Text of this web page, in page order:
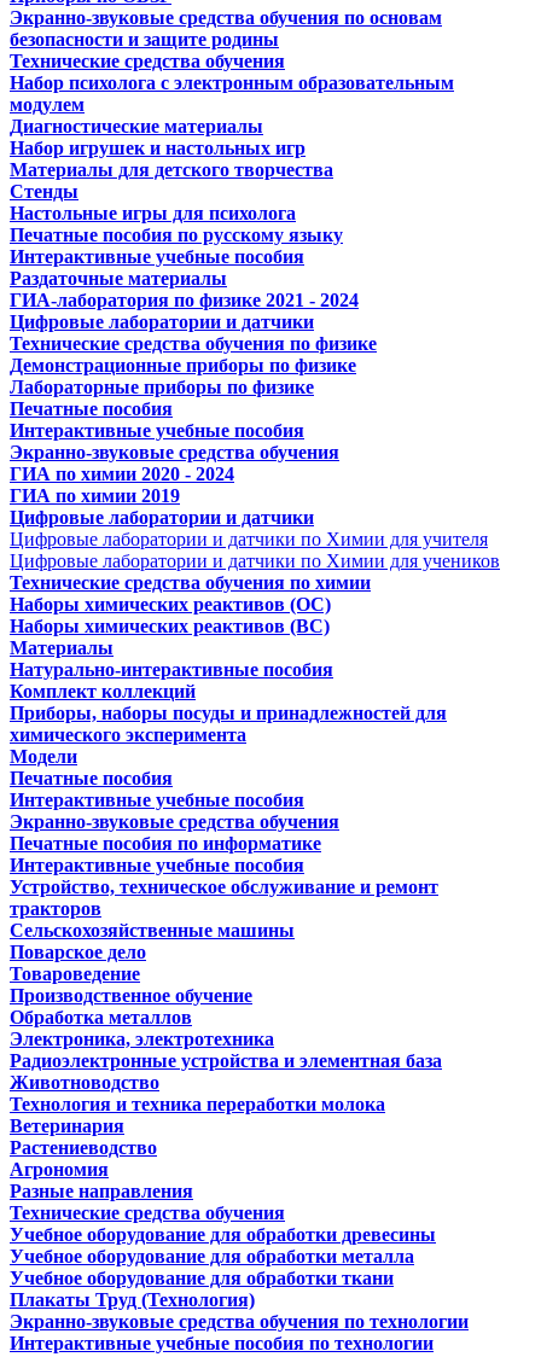
Экранно-звуковые средства обучения по основам
безопасности и защите родины
Технические средства обучения
Набор психолога с электронным образовательным
модулем
Диагностические материалы
Набор игрушек и настольных игр
Материалы для детского творчества
Стенды
Настольные игры для психолога
Печатные пособия по русскому языку
Интерактивные учебные пособия
Раздаточные материалы
ГИА-лаборатория по физике 2021 - 2024
Цифровые лаборатории и датчики
Технические средства обучения по физике
Демонстрационные приборы по физике
Лабораторные приборы по физике
Печатные пособия
Интерактивные учебные пособия
Экранно-звуковые средства обучения
ГИА по химии 2020 - 2024
ГИА по химии 2019
Цифровые лаборатории и датчики
Цифровые лаборатории и датчики по Химии для учителя
Цифровые лаборатории и датчики по Химии для учеников
Технические средства обучения по химии
Наборы химических реактивов (ОС)
Наборы химических реактивов (ВС)
Материалы
Натурально-интерактивные пособия
Комплект коллекций
Приборы, наборы посуды и принадлежностей для
химического эксперимента
Модели
Печатные пособия
Интерактивные учебные пособия
Экранно-звуковые средства обучения
Печатные пособия по информатике
Интерактивные учебные пособия
Устройство, техническое обслуживание и ремонт
тракторов
Сельскохозяйственные машины
Поварское дело
Товароведение
Производственное обучение
Обработка металлов
Электроника, электротехника
Радиоэлектронные устройства и элементная база
Животноводство
Технология и техника переработки молока
Ветеринария
Растениеводство
Агрономия
Разные направления
Технические средства обучения
Учебное оборудование для обработки древесины
Учебное оборудование для обработки металла
Учебное оборудование для обработки ткани
Плакаты Труд (Технология)
Экранно-звуковые средства обучения по технологии
Интерактивные учебные пособия по технологии